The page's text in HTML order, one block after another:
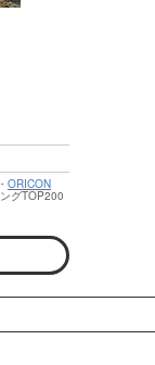
ORICON
グTOP200